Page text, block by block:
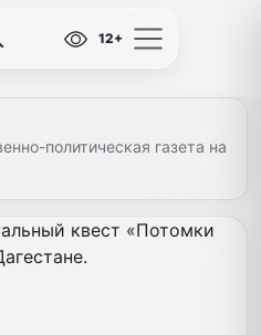
12+
политическая газета на